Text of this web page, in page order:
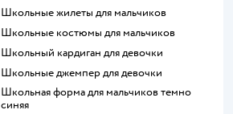
Школьные жилеты для мальчиков
Школьные костюмы для мальчиков
Школьный кардиган для девочки
Школьные джемпер для девочки
Школьная форма для мальчиков темно
синяя